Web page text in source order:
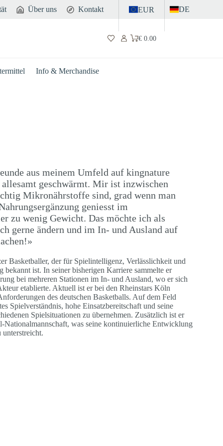
Über uns Kontakt EUR DE
Warenkorb
€0.00
Info & Merchandise
aus meinem Umfeld auf kingnature
geschwärmt. Mir ist inzwischen
Mikronährstoffe sind, grad wenn man
geniesst im
zu wenig Gewicht. Das möchte ich als
gerne ändern und im In- und Ausland auf
Basketballer, der für Spielintelligenz, Verlässlichkeit und
bekannt ist. In seiner bisherigen Karriere sammelte er
bei mehreren Stationen im In- und Ausland, wo er sich
etablierte. Aktuell ist er bei den Rheinstars Köln
des deutschen Basketballs. Auf dem Feld
Spielverständnis, hohe Einsatzbereitschaft und seine
Spielsituationen zu übernehmen. Zusätzlich ist er
Nationalmannschaft, was seine kontinuierliche Entwicklung
unterstreicht.